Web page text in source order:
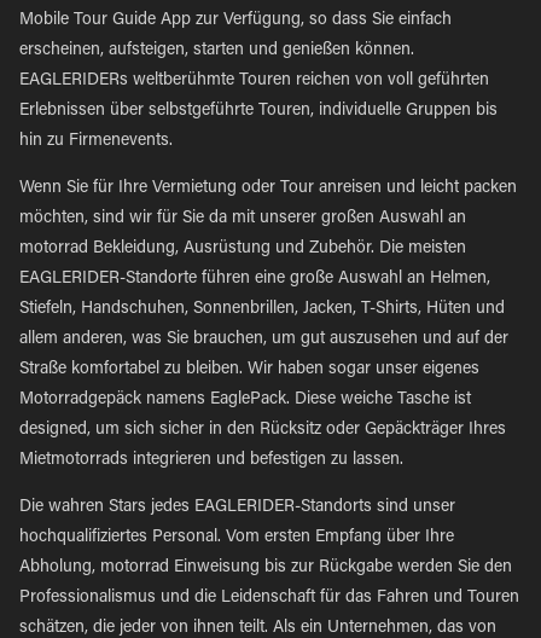
Mobile Tour Guide App zur Verfügung, so dass Sie einfach
erscheinen, aufsteigen, starten und genießen können.
EAGLERIDERs weltberühmte Touren reichen von voll geführten
Erlebnissen über selbstgeführte Touren, individuelle Gruppen bis
hin zu Firmenevents.
Wenn Sie für Ihre Vermietung oder Tour anreisen und leicht packen
möchten, sind wir für Sie da mit unserer großen Auswahl an
motorrad Bekleidung, Ausrüstung und Zubehör. Die meisten
EAGLERIDER-Standorte führen eine große Auswahl an Helmen,
Stiefeln, Handschuhen, Sonnenbrillen, Jacken, T-Shirts, Hüten und
allem anderen, was Sie brauchen, um gut auszusehen und auf der
Straße komfortabel zu bleiben. Wir haben sogar unser eigenes
Motorradgepäck namens EaglePack. Diese weiche Tasche ist
designed, um sich sicher in den Rücksitz oder Gepäckträger Ihres
Mietmotorrads integrieren und befestigen zu lassen.
Die wahren Stars jedes EAGLERIDER-Standorts sind unser
hochqualifiziertes Personal. Vom ersten Empfang über Ihre
Abholung, motorrad Einweisung bis zur Rückgabe werden Sie den
Professionalismus und die Leidenschaft für das Fahren und Touren
schätzen, die jeder von ihnen teilt. Als ein Unternehmen, das von